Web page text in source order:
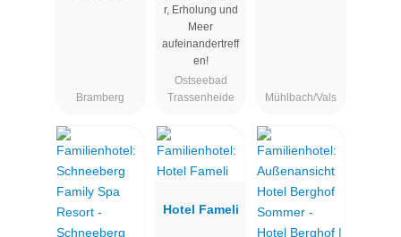
Bramberg
r, Erholung und
Meer
aufeinandertreff
en!
Ostseebad
Trassenheide
Mühlbach/Vals
Hotel Fameli